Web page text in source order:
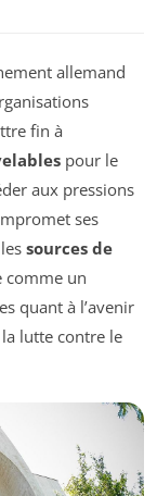
allemand
fin à
pour le
aux pressions
ses
sources de
comme un
quant à l’avenir
lutte contre le